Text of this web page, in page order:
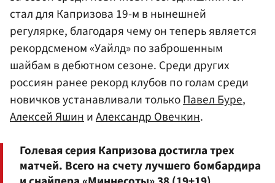
стал для Капризова 19-м в нынешней
регулярке, благодаря чему он теперь является
рекордсменом «Уайлд» по заброшенным
шайбам в дебютном сезоне. Среди других
россиян ранее рекорд клубов по голам среди
новичков устанавливали толькоПавел Буре,
Алексей ЯшиниАлександр Овечкин.
Голевая серия Капризова достигла трех
матчей. Всего на счету лучшего бомбардира